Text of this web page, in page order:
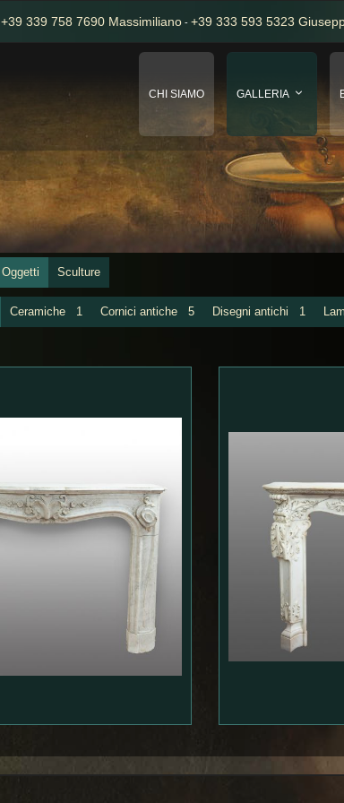
+39 339 758 7690 Massimiliano - +39 333 593 5323
CHI SIAMO GALLERIA
Oggetti Sculture
Ceramiche 1 Cornici antiche 5 Disegni antichi 1